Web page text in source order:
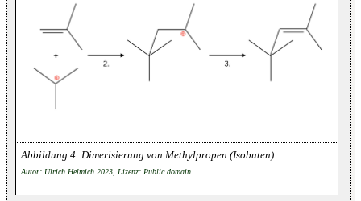
Dimerisierung von Methylpropen (Isobuten)
Autor: Ulrich Helmich 2023, Lizenz: Public domain